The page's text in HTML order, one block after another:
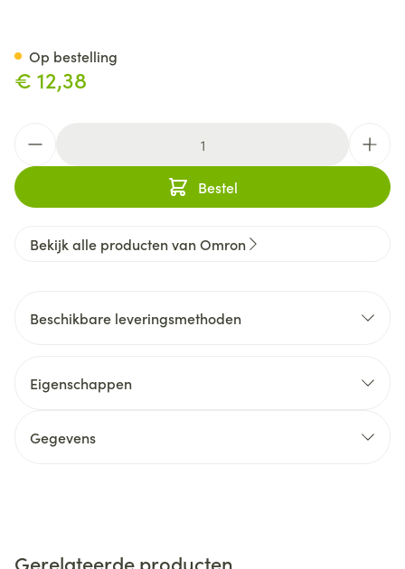
€ 12,38
Bestel
Op bestelling
Bekijk alle producten van Omron
Beschikbare leveringsmethoden
Eigenschappen
Gegevens
Gerelateerde producten